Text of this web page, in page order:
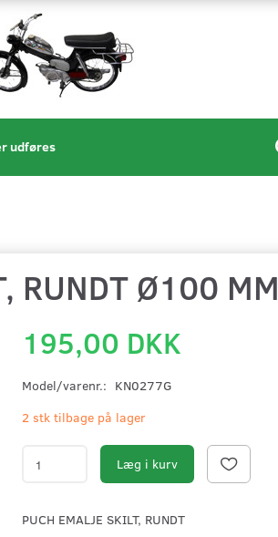
udføres
RUNDT Ø100 MM
195,00 DKK
Model/varenr.: KN0277G
2 stk tilbage på lager
Læg i kurv
PUCH EMALJE SKILT, RUNDT